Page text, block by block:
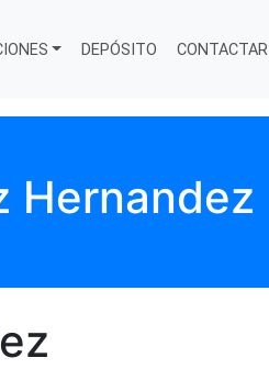
DEPÓSITO CONTACTAR
Hernandez